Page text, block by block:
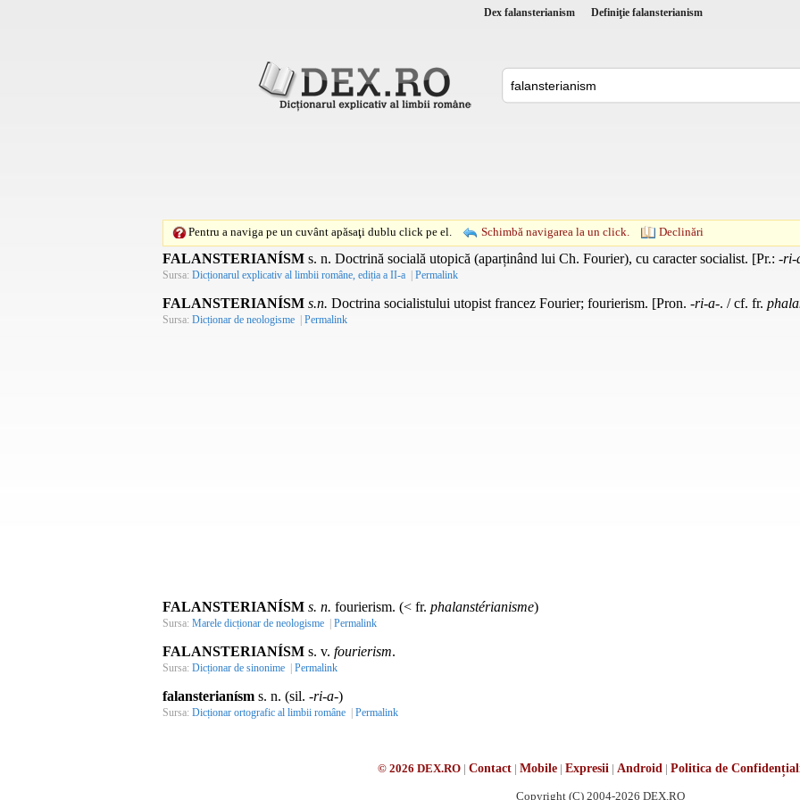
Dex falansterianism Definiţie falansterianism
Pentru a naviga pe un cuvânt apăsaţi dublu click pe el. Schimbă navigarea la un click. Declinări
FALANSTERIANÍSM s. n. Doctrină socială utopică (aparținând lui Ch. Fourier), cu caracter socialist. [Pr.: -ri-
Sursa: Dicționarul explicativ al limbii române, ediția a II-a | Permalink
FALANSTERIANÍSM s.n. Doctrina socialistului utopist francez Fourier; fourierism. [Pron. -ri-a-. / cf. fr.
Sursa: Dicționar de neologisme | Permalink
FALANSTERIANÍSM s. n. fourierism. (< fr. phalanstérianisme)
Sursa: Marele dicționar de neologisme | Permalink
FALANSTERIANÍSM s. v. fourierism.
Sursa: Dicționar de sinonime | Permalink
falansterianísm s. n. (sil. -ri-a-)
Sursa: Dicționar ortografic al limbii române | Permalink
© 2026 DEX.RO| Contact| Mobile| Expresii | Android | Politica de
Copyright (C) 2004-2026 DEX.RO